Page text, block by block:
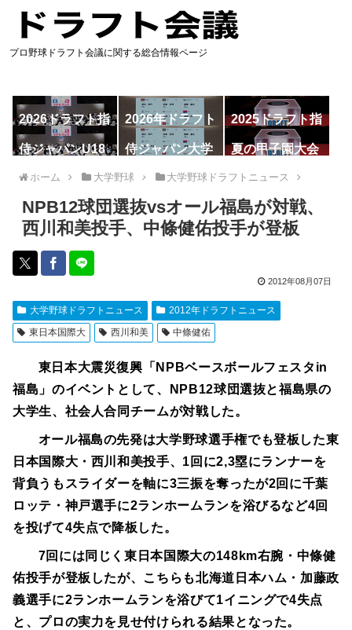
プロ野球ドラフト会議に関する総合情報ページ
2026ドラフト指
名予想
2026年ドラフト
候補
2025ドラフト指
名一覧
侍ジャパンU18
代表
侍ジャパン大学
代表
夏の甲子園大会
ホーム 大学野球 大学野球ドラフトニュース
NPB12球団選抜vsオール福島が対戦、
西川和美投手、中條健佑投手が登板
2012年08月07日
大学野球ドラフトニュース
2012年ドラフトニュース
東日本国際大
西川和美 中條健佑
東日本大震災復興「NPBベースボールフェスタin
福島」のイベントとして、NPB12球団選抜と福島県の
大学生、社会人合同チームが対戦した。
オール福島の先発は大学野球選手権でも登板した東
日本国際大・西川和美投手、1回に2,3塁にランナーを
背負うもスライダーを軸に3三振を奪ったが2回に千葉
ロッテ・神戸選手に2ランホームランを浴びるなど4回
を投げて4失点で降板した。
7回には同じく東日本国際大の148km右腕・中條健
佑投手が登板したが、こちらも北海道日本ハム・加藤政
義選手に2ランホームランを浴びて1イニングで4失点
と、プロの実力を見せ付けられる結果となった。